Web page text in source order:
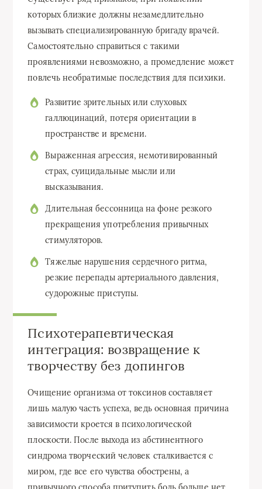
которых близкие должны незамедлительно
вызывать специализированную бригаду врачей.
Самостоятельно справиться с такими
проявлениями невозможно, а промедление может
повлечь необратимые последствия для психики.
Развитие зрительных или слуховых
галлюцинаций, потеря ориентации в
пространстве и времени.
Выраженная агрессия, немотивированный
страх, суицидальные мысли или
высказывания.
Длительная бессонница на фоне резкого
прекращения употребления привычных
стимуляторов.
Тяжелые нарушения сердечного ритма,
резкие перепады артериального давления,
судорожные приступы.
Психотерапевтическая
интеграция: возвращение к
творчеству без допингов
Очищение организма от токсинов составляет
лишь малую часть успеха, ведь основная причина
зависимости кроется в психологической
плоскости. После выхода из абстинентного
синдрома творческий человек сталкивается с
миром, где все его чувства обострены, а